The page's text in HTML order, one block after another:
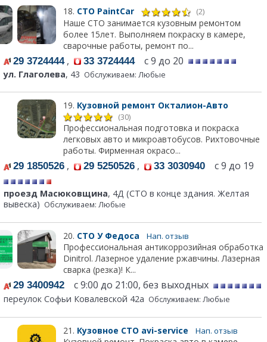
18. СТО PaintCar (2)
Наше СТО занимается кузовным ремонтом
более 15лет. Выполняем покраску в камере,
сварочные работы, ремонт по...
29 3724444, 33 3724444с 9 до 20
ул. Глаголева, 43 Обслуживаем: Любые
19. Кузовной ремонт Окталион-Авто
(30)
Профессиональная подготовка и покраска
легковых авто и микроавтобусов. Рихтовочные
работы. Фирменная окрасо...
29 1850526 , 29 5250526 , 33 3030940 с 9 до 19
проезд Масюковщина, 4Д (СТО в конце здания. Желтая
вывеска) Обслуживаем: Любые
20. СТО У Федоса Нап. отзыв
Профессиональная антикоррозийная обработка
Dinitrol. Лазерное удаление ржавчины. Лазерная
сварка (резка)! К...
29 3400942 с 9:00 до 21:00, без выходных
переулок Софьи Ковалевской 42а Обслуживаем: Любые
21. Кузовное СТО avi-service Нап. отзыв